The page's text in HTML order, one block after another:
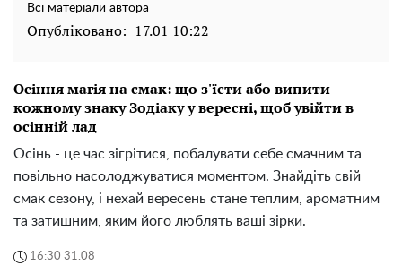
Всі матеріали автора
Опубліковано: 17.01 10:22
Осіння магія на смак: що з'їсти або випити
кожному знаку Зодіаку у вересні, щоб увійти в
осінній лад
Осінь - це час зігрітися, побалувати себе смачним та
повільно насолоджуватися моментом. Знайдіть свій
смак сезону, і нехай вересень стане теплим, ароматним
та затишним, яким його люблять ваші зірки.
16:30 31.08